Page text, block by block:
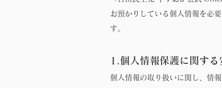
お預かりしている個人情報を必
す。
1.個人情報保護に関する
個人情報の取り扱いに関し、情